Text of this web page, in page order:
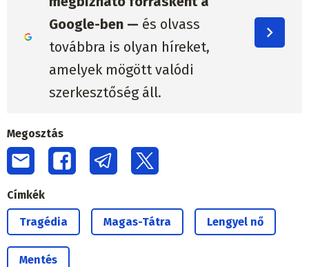
Google-ben — és olvass
továbbra is olyan híreket,
amelyek mögött valódi
szerkesztőség áll.
Megosztás
Címkék
Tragédia Magas-Tátra Lengyel nő
Mentés